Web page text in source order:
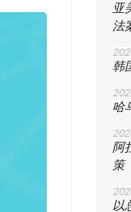
亚
法
韩
哈
阿
策
以